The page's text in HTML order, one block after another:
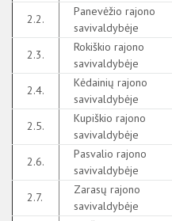
2.2.
Panevėžio rajono
savivaldybėje
2.3.
Rokiškio rajono
savivaldybėje
2.4.
Kėdainių rajono
savivaldybėje
2.5.
Kupiškio rajono
savivaldybėje
2.6.
Pasvalio rajono
savivaldybėje
2.7.
Zarasų rajono
savivaldybėje